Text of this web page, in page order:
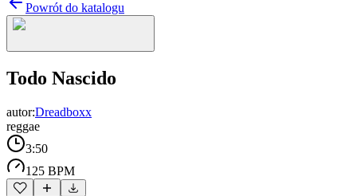
Powrót do katalogu
Todo Nascido
autor:Dreadboxx
reggae
3:50
125 BPM